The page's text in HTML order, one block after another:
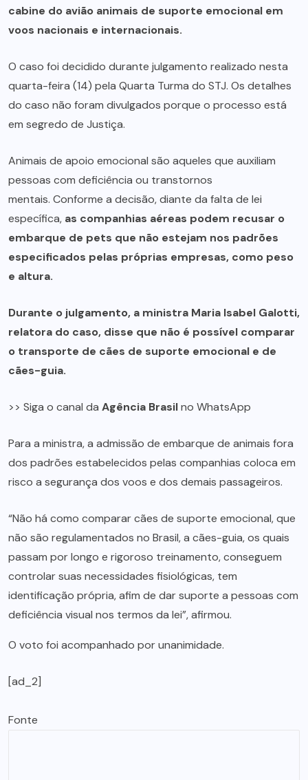
cabine do avião animais de suporte emocional em
voos nacionais e internacionais.
O caso foi decidido durante julgamento realizado nesta
quarta-feira (14) pela Quarta Turma do STJ. Os detalhes
do caso não foram divulgados porque o processo está
em segredo de Justiça.
Animais de apoio emocional são aqueles que auxiliam
pessoas com deficiência ou transtornos
mentais. Conforme a decisão, diante da falta de lei
específica, as companhias aéreas podem recusar o
embarque de pets que não estejam nos padrões
especificados pelas próprias empresas, como peso
e altura.
Durante o julgamento, a ministra Maria Isabel Galotti,
relatora do caso, disse que não é possível comparar
o transporte de cães de suporte emocional e de
cães-guia.
>> Siga o canal da Agência Brasilno WhatsApp
Para a ministra, a admissão de embarque de animais fora
dos padrões estabelecidos pelas companhias coloca em
risco a segurança dos voos e dos demais passageiros.
“Não há como comparar cães de suporte emocional, que
não são regulamentados no Brasil, a cães-guia, os quais
passam por longo e rigoroso treinamento, conseguem
controlar suas necessidades fisiológicas, tem
identificação própria, afim de dar suporte a pessoas com
deficiência visual nos termos da lei”, afirmou.
O voto foi acompanhado por unanimidade.
[ad_2]
Fonte